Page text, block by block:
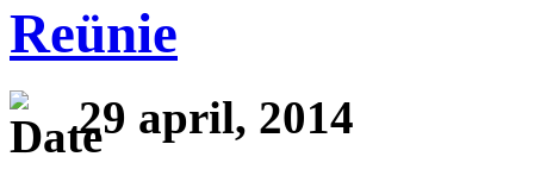
Reünie
29 april, 2014